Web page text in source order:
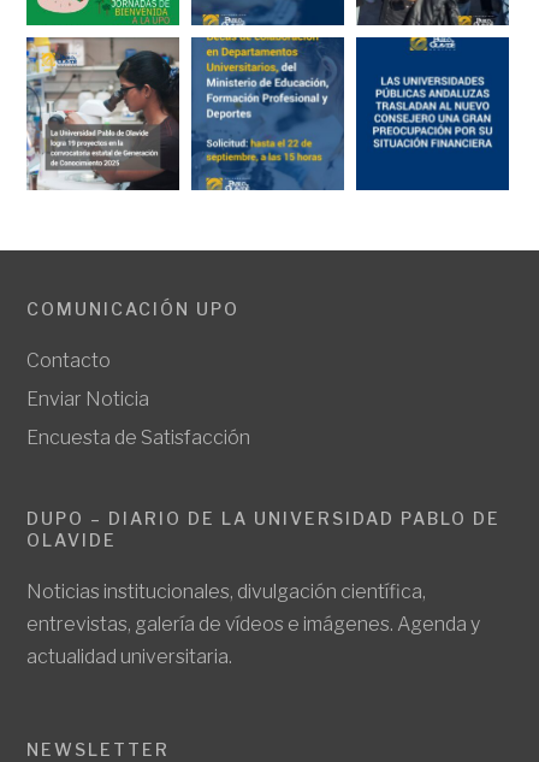
COMUNICACIÓN UPO
Contacto
Enviar Noticia
Encuesta de Satisfacción
DUPO – DIARIO DE LA UNIVERSIDAD PABLO DE
OLAVIDE
Noticias institucionales, divulgación científica,
entrevistas, galería de vídeos e imágenes. Agenda y
actualidad universitaria.
NEWSLETTER